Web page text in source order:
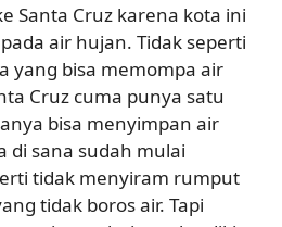
Santa Cruz karena kota ini
air hujan. Tidak seperti
yang bisa memompa air
Cruz cuma punya satu
bisa menyimpan air
di sana sudah mulai
tidak menyiram rumput
tidak boros air. Tapi